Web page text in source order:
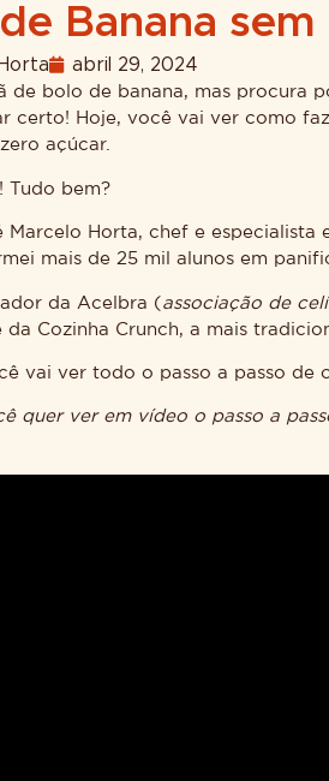
Banana
abril 29, 2024
de bolo de banana, mas procura
certo! Hoje, você vai ver como
açúcar.
Tudo bem?
Marcelo Horta, chef e
mais de 25 mil alunos em
da Acelbra ( associação de
da Cozinha Crunch, a mais
vai ver todo o passo a passo
quer ver em vídeo o passo a